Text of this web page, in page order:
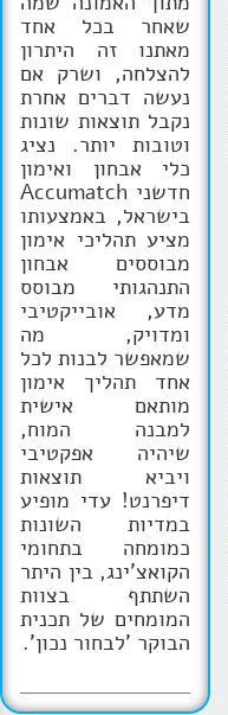
שאחר בכל אחד
מאתנו זה היתרון
להצלחה, ושרק אם
נעשה דברים אחרת
נקבל תוצאות שונות
וטובות יותר. נציג
כלי אבחון ואימון
חדשני Accumatch
בישראל, באמצעותו
מציע תהליכי אימון
מבוססים אבחון
התנהגותי מבוסס
מדע, אובייקטיבי
ומדויק, מה
שמאפשר לבנות לכל
אחד תהליך אימון
מותאם אישית
למבנה המוח,
שיהיה אפקטיבי
ויביא תוצאות
דיפרנט! עדי מופיע
במדיות השונות
כמומחה בתחומי
הקואצ'ינג, בין היתר
השתתף בצוות
המומחים של תכנית
הבוקר 'לבחור נכון'.